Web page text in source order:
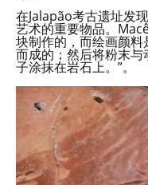
在Jalapão考古遗址发
艺术的重要物品。
块制作的，而绘画颜
而成的；然后将粉末
子涂抹在岩石上。”。